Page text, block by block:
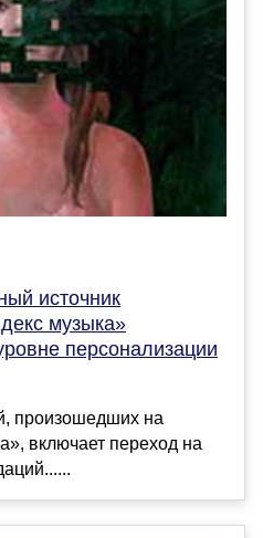
источник
музыка»
персонализации
произошедших на
включает переход на